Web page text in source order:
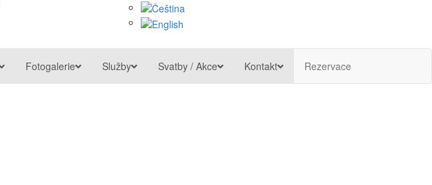
Fotogalerie Služby Svatby / Akce Kontakt Rezervace